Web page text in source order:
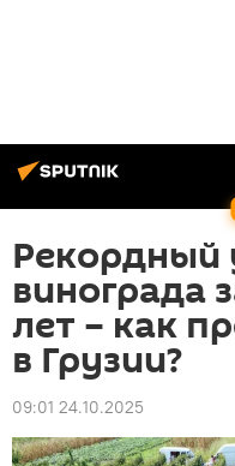
Рекордный
винограда
лет – как
в Грузии?
09:01 24.10.2025